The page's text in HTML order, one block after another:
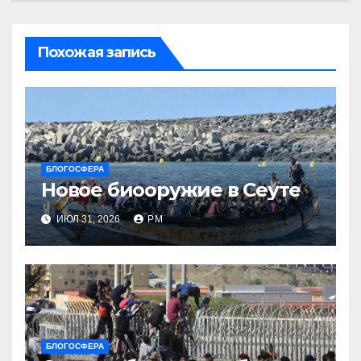
Похожая запись
БЛОГОСФЕРА
Новое биооружие в Сеуте
ИЮЛ 31, 2026 РМ
БЛОГОСФЕРА